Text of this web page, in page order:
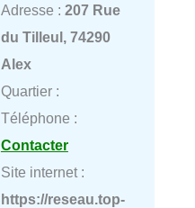
Adresse : 207 Rue
du Tilleul, 74290
Alex
Quartier :
Téléphone :
Contacter
Site internet :
https://reseau.top-